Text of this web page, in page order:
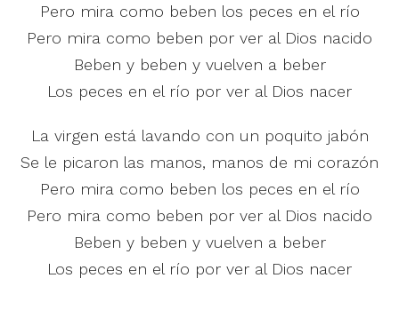
Pero mira como beben los peces en el río
Pero mira como beben por ver al Dios nacido
Beben y beben y vuelven a beber
Los peces en el río por ver al Dios nacer
La virgen está lavando con un poquito jabón
Se le picaron las manos, manos de mi corazón
Pero mira como beben los peces en el río
Pero mira como beben por ver al Dios nacido
Beben y beben y vuelven a beber
Los peces en el río por ver al Dios nacer